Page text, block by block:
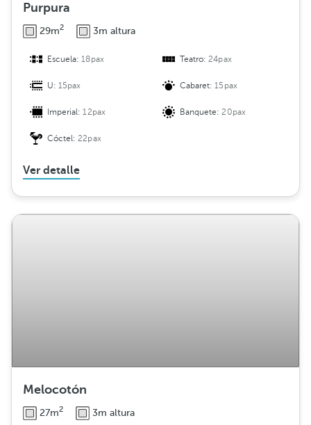
Purpura
29m2 3m altura
Escuela:18pax Teatro:24pax
U:15pax Cabaret:15pax
Imperial:12pax Banquete:20pax
Cóctel:22pax
Ver detalle
Melocotón
27m2 3m altura